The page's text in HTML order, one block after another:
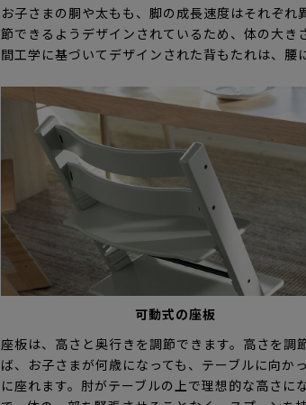
お子さまの胴や太もも、脚の成長速度はそれぞ
節できるようデザインされているため、体の大き
間工学に基づいてデザインされた背もたれは、腰
可動式の座板
座板は、高さと奥行きを調節できます。高さを調
ば、お子さまが何歳になっても、テーブルに向か
に座れます。肘がテーブルの上で理想的な高さに